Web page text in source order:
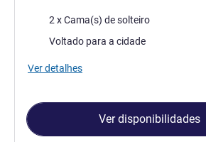
Roupa de cama
2 x Cama(s) de solteiro
Vistas:Voltado para a cidade
Ver detalhes
Ver disponibilidades